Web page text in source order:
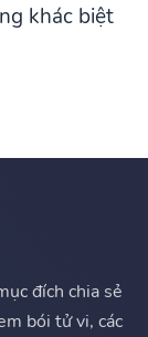
khác biệt
đích chia sẻ
bói tử vi, các